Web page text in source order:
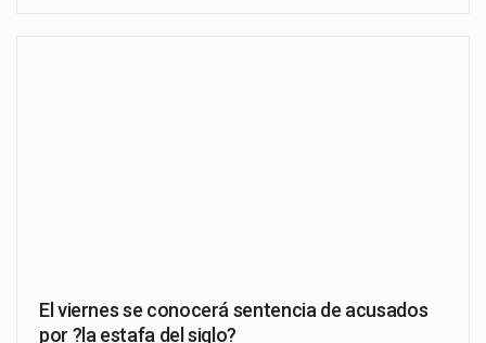
El viernes se conocerá sentencia de acusados
por ?la estafa del siglo?